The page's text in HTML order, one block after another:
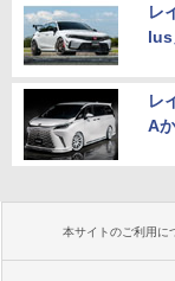
レ
lus
レ
A
本サイトのご利用に